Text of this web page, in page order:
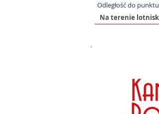
Odległość do punktu